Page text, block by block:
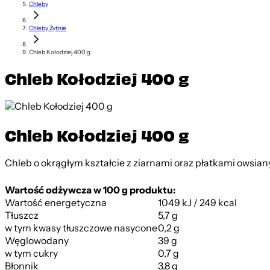
Chleby
Chleby Żytnie
Chleb Kołodziej 400 g
Chleb Kołodziej 400 g
Chleb Kołodziej 400 g
Chleb o okrągłym kształcie z ziarnami oraz płatkami
Wartość odżywcza w 100 g produktu:
Wartość energetyczna
1049 kJ / 249 kcal
Tłuszcz
5,7 g
w tym kwasy tłuszczowe nasycone0,2 g
Węglowodany
39 g
w tym cukry
0,7 g
Błonnik
3,8 g